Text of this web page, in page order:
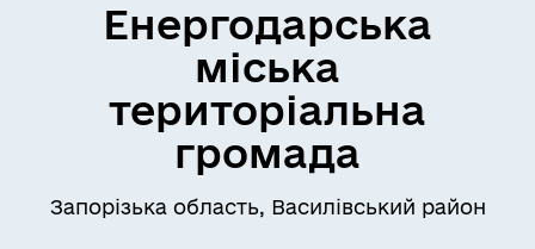
Енергодарська
міська
територіальна
громада
Запорізька область, Василівський район